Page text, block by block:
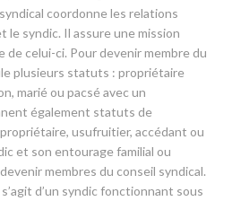
coordonne les relations
syndic. Il assure une mission
de celui-ci. Pour devenir membre du
plusieurs statuts : propriétaire
marié ou pacsé avec un
également statuts de
usufruitier, accédant ou
et son entourage familial ou
membres du conseil syndical.
d’un syndic fonctionnant sous